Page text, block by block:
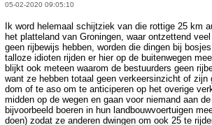
05-02-2020 09:05:10
Ik word helemaal schijtziek van die rottige 25 km
het platteland van Groningen, waar ontzettend
geen rijbewijs hebben, worden die dingen bij
talloze idioten rijden er hier op de buitenwegen
blijkt ook meteen waarom de bestuurders geen
want ze hebben totaal geen verkeersinzicht of zijn
dom of te aso om te anticiperen op het overige
midden op de wegen en gaan voor niemand aan
bijvoorbeeld boeren in hun landbouwvoertuigen
doen) zodat ze anderen dwingen om ook 25 te